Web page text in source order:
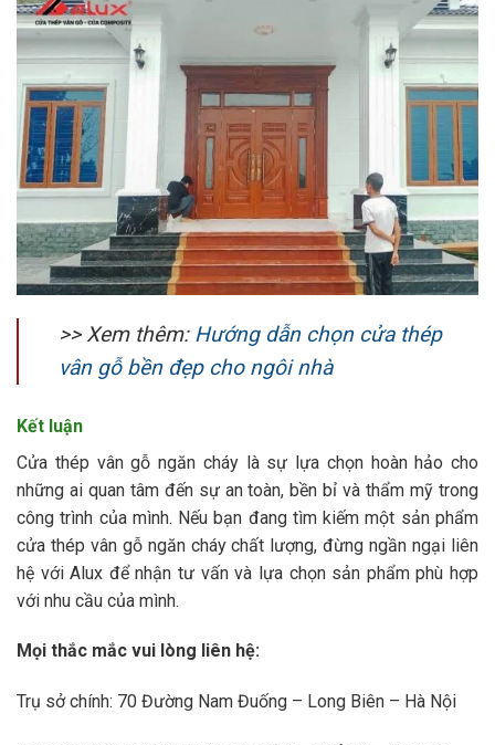
>> Xem thêm: Hướng dẫn chọn cửa thép
vân gỗ bền đẹp cho ngôi nhà
Kết luận
Cửa thép vân gỗ ngăn cháy là sự lựa chọn hoàn hảo cho
những ai quan tâm đến sự an toàn, bền bỉ và thẩm mỹ trong
công trình của mình. Nếu bạn đang tìm kiếm một sản phẩm
cửa thép vân gỗ ngăn cháy chất lượng, đừng ngần ngại liên
hệ với Alux để nhận tư vấn và lựa chọn sản phẩm phù hợp
với nhu cầu của mình.
Mọi thắc mắc vui lòng liên hệ:
Trụ sở chính: 70 Đường Nam Đuống – Long Biên – Hà Nội